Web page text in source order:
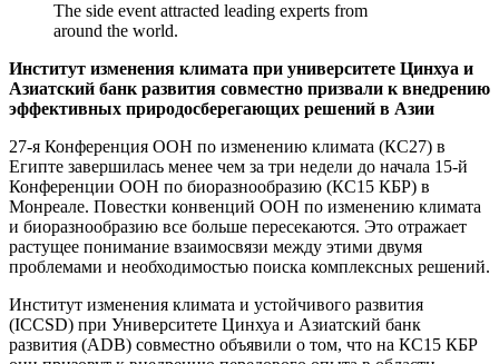
The side event attracted leading experts from
around the world.
Институт изменения климата при университете Цинхуа и
Азиатский банк развития совместно призвали к внедрению
эффективных природосберегающих решений в Азии
27-я Конференция ООН по изменению климата (КС27) в
Египте завершилась менее чем за три недели до начала 15-й
Конференции ООН по биоразнообразию (КС15 КБР) в
Монреале. Повестки конвенций ООН по изменению климата
и биоразнообразию все больше пересекаются. Это отражает
растущее понимание взаимосвязи между этими двумя
проблемами и необходимостью поиска комплексных решений.
Институт изменения климата и устойчивого развития
(ICCSD) при Университете Цинхуа и Азиатский банк
развития (ADB) совместно объявили о том, что на КС15 КБР